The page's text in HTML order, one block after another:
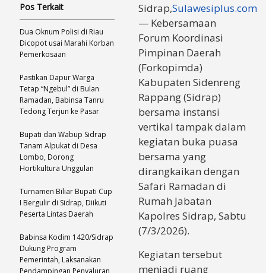
Sidrap,Sulawesiplus.com
— Kebersamaan
Forum Koordinasi
Pimpinan Daerah
(Forkopimda)
Kabupaten Sidenreng
Rappang (Sidrap)
bersama instansi
vertikal tampak dalam
kegiatan buka puasa
bersama yang
dirangkaikan dengan
Safari Ramadan di
Rumah Jabatan
Kapolres Sidrap, Sabtu
(7/3/2026).
Kegiatan tersebut
menjadi ruang
Pos Terkait
Dua Oknum Polisi di Riau
Dicopot usai Marahi Korban
Pemerkosaan
Pastikan Dapur Warga
Tetap “Ngebul” di Bulan
Ramadan, Babinsa Tanru
Tedong Terjun ke Pasar
Bupati dan Wabup Sidrap
Tanam Alpukat di Desa
Lombo, Dorong
Hortikultura Unggulan
Turnamen Biliar Bupati Cup
I Bergulir di Sidrap, Diikuti
Peserta Lintas Daerah
Babinsa Kodim 1420/Sidrap
Dukung Program
Pemerintah, Laksanakan
Pendampingan Penyaluran